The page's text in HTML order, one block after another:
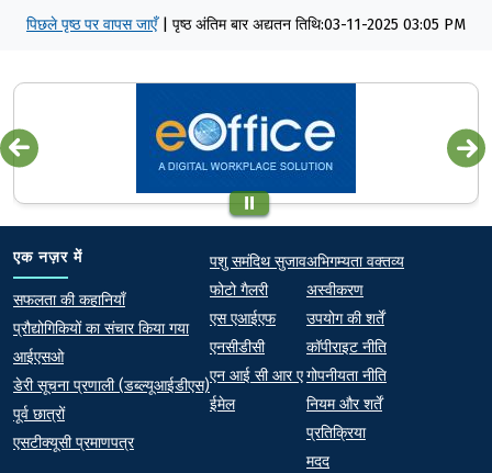
पिछले पृष्ठ पर वापस जाएँ पृष्ठ अंतिम बार अद्यतन तिथि:03-11-2025 03:05 PM
एक नज़र में
At a Glance
सफलता की कहानियाँ
प्रौद्योगिकियों का संचार किया गया
आईएसओ
डेरी सूचना प्रणाली (डब्ल्यूआईडीएस)
पूर्व छात्रों
एसटीक्यूसी प्रमाणपत्र
Quick links
पशु समंदिथ सुजाव
फोटो गैलरी
एस एआईएफ
एनसीडीसी
एन आई सी आर ए
ईमेल
Footer
अभिगम्यता वक्तव्य
अस्वीकरण
उपयोग की शर्तें
कॉपीराइट नीति
गोपनीयता नीति
नियम और शर्तें
प्रतिक्रिया
मदद